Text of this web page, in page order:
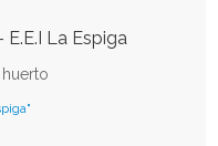
La Espiga